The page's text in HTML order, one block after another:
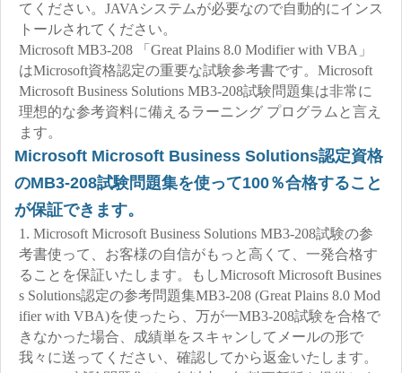
てください。JAVAシステムが必要なので自動的にインス
トールされてください。
Microsoft MB3-208 「Great Plains 8.0 Modifier with VBA」
はMicrosoft資格認定の重要な試験参考書です。Microsoft
Microsoft Business Solutions MB3-208試験問題集は非常に
理想的な参考資料に備えるラーニング プログラムと言え
ます。
Microsoft Microsoft Business Solutions認定資格
のMB3-208試験問題集を使って100％合格すること
が保証できます。
1. Microsoft Microsoft Business Solutions MB3-208試験の参
考書使って、お客様の自信がもっと高くて、一発合格す
ることを保証いたします。もしMicrosoft Microsoft Busines
s Solutions認定の参考問題集MB3-208 (Great Plains 8.0 Mod
ifier with VBA)を使ったら、万が一MB3-208試験を合格で
きなかった場合、成績単をスキャンしてメールの形で
我々に送ってください、確認してから返金いたします。